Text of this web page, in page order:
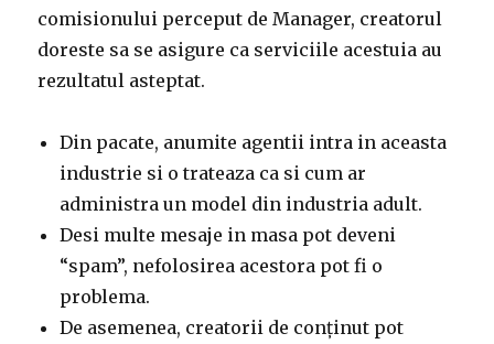
comisionului perceput de Manager, creatorul
doreste sa se asigure ca serviciile acestuia au
rezultatul asteptat.
Din pacate, anumite agentii intra in aceasta
industrie si o trateaza ca si cum ar
administra un model din industria adult.
Desi multe mesaje in masa pot deveni
“spam”, nefolosirea acestora pot fi o
problema.
De asemenea, creatorii de conținut pot